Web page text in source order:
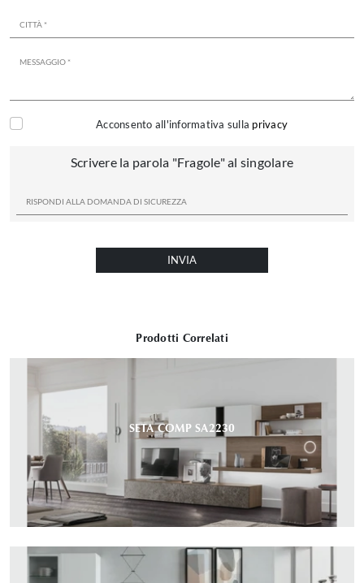
Prodotti Correlati
SETA COMP SA2230
Acconsento all'informativa sulla privacy
Scrivere la parola "Fragole" al singolare
INVIA